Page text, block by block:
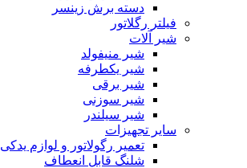
دسته برش زینسر
فیلتر رگلاتور
شیر آلات
شیر منیفولد
شیر یکطرفه
شیر برقی
شیر سوزنی
شیر سیلندر
سایر تجهیزات
تعمیر رگولاتور و لوازم یدکی
شلنگ قابل انعطاف